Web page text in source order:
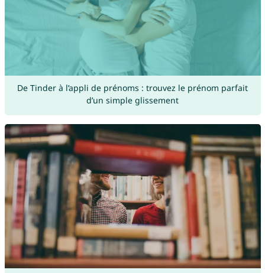
De Tinder à l’appli de prénoms : trouvez le prénom parfait
d’un simple glissement